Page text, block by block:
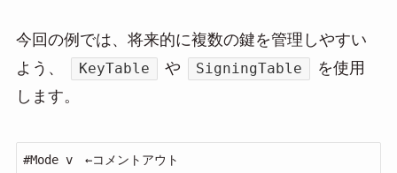
今回の例では、将来的に複数の鍵を管理しやすい
よう、
KeyTable や SigningTable
を使用
します。
#Mode v　←コメントアウト